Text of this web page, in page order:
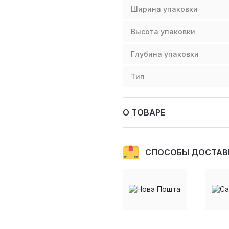
Ширина упаковки
Высота упаковки
Глубина упаковки
Тип
О ТОВАРЕ
СПОСОБЫ